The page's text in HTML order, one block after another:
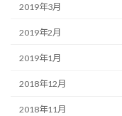
2019年3月
2019年2月
2019年1月
2018年12月
2018年11月